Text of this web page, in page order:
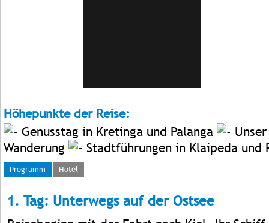
Höhepunkte der Reise:
Genusstag in Kretinga und Palanga
Wanderung
Stadtführungen in Klaipeda und
Programm Hotel
1. Tag: Unterwegs auf der Ostsee